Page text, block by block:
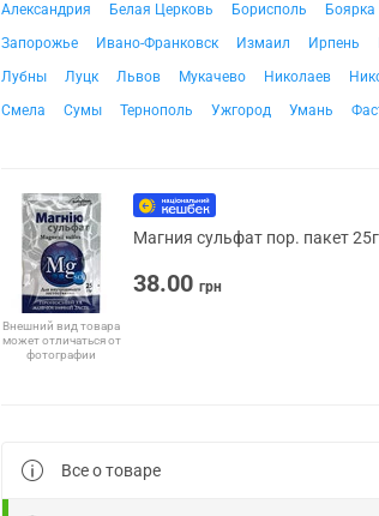
Александрия Белая Церковь Борисполь Боярка
Запорожье
Ивано-Франковск Измаил Ирпень
Лубны
Луцк Львов Мукачево Николаев
Смела
Сумы Тернополь Ужгород Умань
Внешний вид товара
может отличаться от
фотографии
Магния сульфат пор. пакет
38.00 грн
Все о товаре